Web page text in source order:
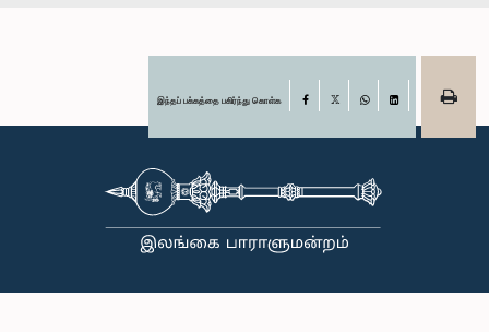
இந்தப் பக்கத்தை பகிர்ந்து கொள்க Facebook